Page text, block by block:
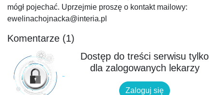
mógł pojechać. Uprzejmie proszę o kontakt mailowy:
ewelinachojnacka@interia.pl
Komentarze (1)
Dostęp do treści serwisu tylko
dla zalogowanych lekarzy
Zaloguj się